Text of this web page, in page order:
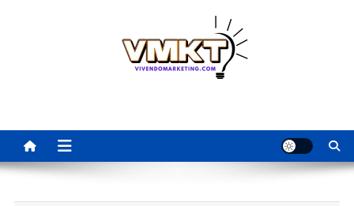
Para Revenda | Vivendo
Marketing